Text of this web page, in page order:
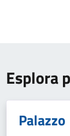
Esplora
Palazzo